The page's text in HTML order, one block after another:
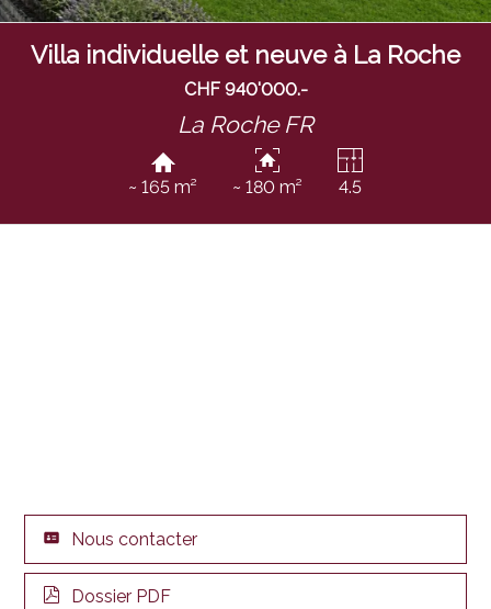
Villa individuelle et neuve à La Roche
CHF 940'000.-
La Roche FR
~ 165 m² ~ 180 m² 4.5
Nous contacter
Dossier PDF